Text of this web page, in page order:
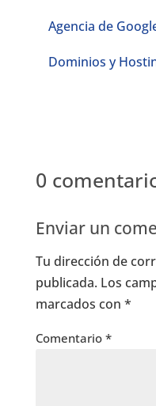
Agencia de
Dominios y
0
Enviar un
Tu dirección de
publicada. Los
marcados con *
Comentario *